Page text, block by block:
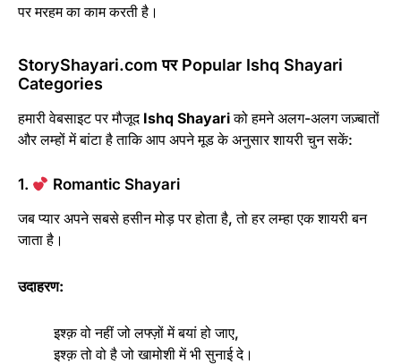
पर मरहम का काम करती है।
StoryShayari.com पर Popular Ishq Shayari
Categories
हमारी वेबसाइट पर मौजूद Ishq Shayariको हमने अलग-अलग जज़्बातों
और लम्हों में बांटा है ताकि आप अपने मूड के अनुसार शायरी चुन सकें:
1.
Romantic Shayari
जब प्यार अपने सबसे हसीन मोड़ पर होता है, तो हर लम्हा एक शायरी बन
जाता है।
उदाहरण:
इश्क़ वो नहीं जो लफ्ज़ों में बयां हो जाए,
इश्क़ तो वो है जो खामोशी में भी सुनाई दे।